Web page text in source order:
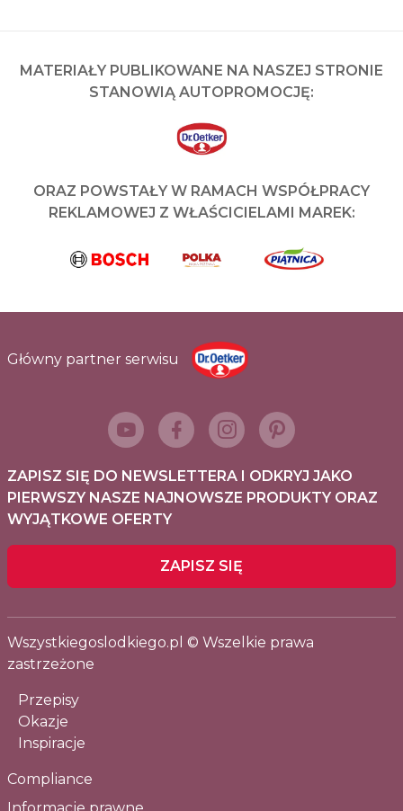
MATERIAŁY PUBLIKOWANE NA NASZEJ STRONIE
STANOWIĄ AUTOPROMOCJĘ:
ORAZ POWSTAŁY W RAMACH WSPÓŁPRACY
REKLAMOWEJ Z WŁAŚCICIELAMI MAREK:
Główny partner serwisu
ZAPISZ SIĘ DO NEWSLETTERA I ODKRYJ JAKO
PIERWSZY NASZE NAJNOWSZE PRODUKTY ORAZ
WYJĄTKOWE OFERTY
ZAPISZ SIĘ
Wszystkiegoslodkiego.pl © Wszelkie prawa
zastrzeżone
Przepisy
Okazje
Inspiracje
Compliance